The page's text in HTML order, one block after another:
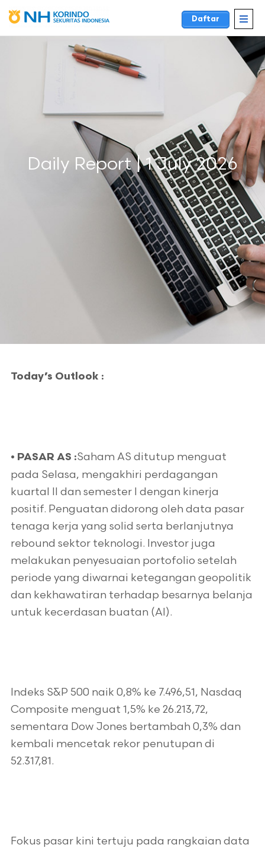
Daftar
Daily Report | 1 July 2026
Today’s Outlook :
• PASAR AS :Saham AS ditutup menguat
pada Selasa, mengakhiri perdagangan
kuartal II dan semester I dengan kinerja
positif. Penguatan didorong oleh data pasar
tenaga kerja yang solid serta berlanjutnya
rebound sektor teknologi. Investor juga
melakukan penyesuaian portofolio setelah
periode yang diwarnai ketegangan geopolitik
dan kekhawatiran terhadap besarnya belanja
untuk kecerdasan buatan (AI).
Indeks S&P 500 naik 0,8% ke 7.496,51, Nasdaq
Composite menguat 1,5% ke 26.213,72,
sementara Dow Jones bertambah 0,3% dan
kembali mencetak rekor penutupan di
52.317,81.
Fokus pasar kini tertuju pada rangkaian data